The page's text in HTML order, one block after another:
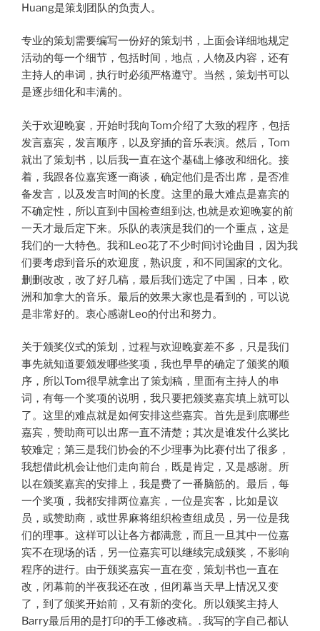
Huang是策划团队的负责人。
专业的策划需要编写一份好的策划书，上面会详细地规定
活动的每一个细节，包括时间，地点，人物及内容，还有
主持人的串词，执行时必须严格遵守。当然，策划书可以
是逐步细化和丰满的。
关于欢迎晚宴，开始时我向Tom介绍了大致的程序，包括
发言嘉宾，发言顺序，以及穿插的音乐表演。然后，Tom
就出了策划书，以后我一直在这个基础上修改和细化。接
着，我跟各位嘉宾逐一商谈，确定他们是否出席，是否准
备发言，以及发言时间的长度。这里的最大难点是嘉宾的
不确定性，所以直到中国检查组到达, 也就是欢迎晚宴的前
一天才最后定下来。乐队的表演是我们的一个重点，这是
我们的一大特色。我和Leo花了不少时间讨论曲目，因为我
们要考虑到音乐的欢迎度，熟识度，和不同国家的文化。
删删改改，改了好几稿，最后我们选定了中国，日本，欧
洲和加拿大的音乐。最后的效果大家也是看到的，可以说
是非常好的。衷心感谢Leo的付出和努力。
关于颁奖仪式的策划，过程与欢迎晚宴差不多，只是我们
事先就知道要颁发哪些奖项，我也早早的确定了颁奖的顺
序，所以Tom很早就拿出了策划稿，里面有主持人的串
词，有每一个奖项的说明，我只要把颁奖嘉宾填上就可以
了。这里的难点就是如何安排这些嘉宾。首先是到底哪些
嘉宾，赞助商可以出席一直不清楚；其次是谁发什么奖比
较难定；第三是我们协会的不少理事为比赛付出了很多，
我想借此机会让他们走向前台，既是肯定，又是感谢。所
以在颁奖嘉宾的安排上，我是费了一番脑筋的。最后，每
一个奖项，我都安排两位嘉宾，一位是宾客，比如是议
员，或赞助商，或世界麻将组织检查组成员，另一位是我
们的理事。这样可以让各方都满意，而且一旦其中一位嘉
宾不在现场的话，另一位嘉宾可以继续完成颁奖，不影响
程序的进行。由于颁奖嘉宾一直在变，策划书也一直在
改，闭幕前的半夜我还在改，但闭幕当天早上情况又变
了，到了颁奖开始前，又有新的变化。所以颁奖主持人
Barry最后用的是打印的手工修改稿。. 我写的字自己都认